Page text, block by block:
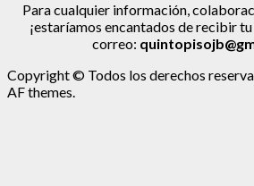
Para cualquier información,
¡estaríamos encantados de recibir
correo:
Copyright © Todos los derechos
AF themes.